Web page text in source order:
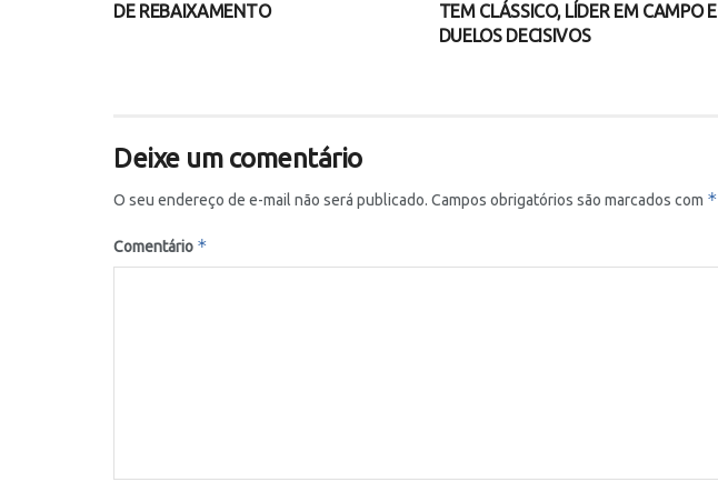
DE REBAIXAMENTO
TEM CLÁSSICO, LÍDER EM CAMPO E
DUELOS DECISIVOS
Deixe um comentário
O seu endereço de e-mail não será publicado. Campos obrigatórios são marcados com *
Comentário *